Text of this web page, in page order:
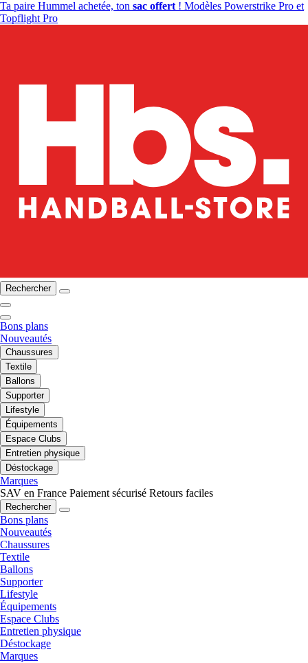
Ta paire Hummel achetée, ton sac offert ! Modèles Powerstrike Pro et
Topflight Pro
Rechercher
Bons plans
Nouveautés
Chaussures
Textile
Ballons
Supporter
Lifestyle
Équipements
Espace Clubs
Entretien physique
Déstockage
Marques
SAV en France Paiement sécurisé Retours faciles
Rechercher
Bons plans
Nouveautés
Chaussures
Textile
Ballons
Supporter
Lifestyle
Équipements
Espace Clubs
Entretien physique
Déstockage
Marques